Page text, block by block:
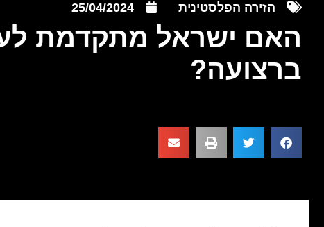
הזירה הפלסטינית 25/04/2024
האם ישראל מתקדמת
ברצועה?